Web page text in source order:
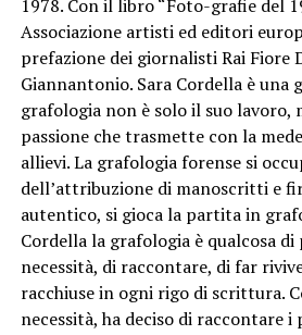
1978. Con il libro “Foto-grafie del
Associazione artisti ed editori
prefazione dei giornalisti Rai Fiore
Giannantonio. Sara Cordella è una
grafologia non è solo il suo
passione che trasmette con la
allievi. La grafologia forense si
dell’attribuzione di manoscritti e
autentico, si gioca la partita in
Cordella la grafologia è qualcosa di
necessità, di raccontare, di far
racchiuse in ogni rigo di scrittura.
necessità, ha deciso di raccontare